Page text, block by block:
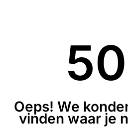
Oeps! We
vinden waar je